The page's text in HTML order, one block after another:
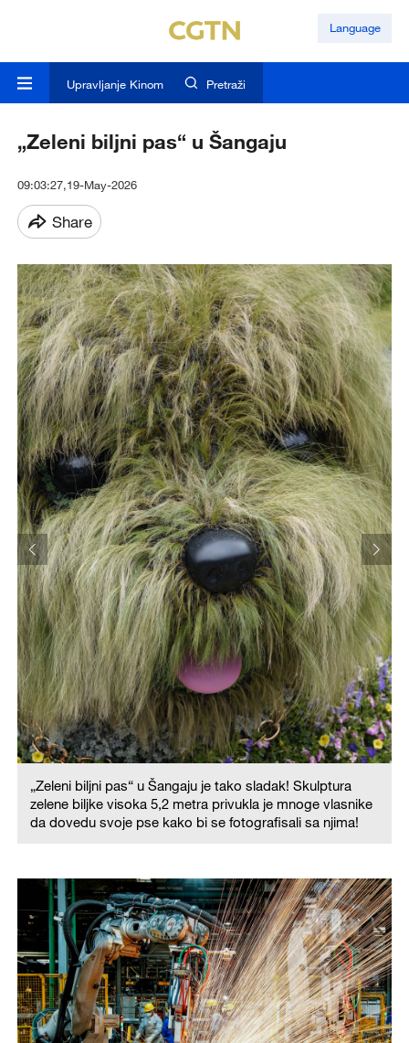
Language
Upravljanje Kinom Pretraži
„Zeleni biljni pas“ u Šangaju
09:03:27,19-May-2026
Share
„Zeleni biljni pas“ u Šangaju je tako sladak! Skulptura
zelene biljke visoka 5,2 metra privukla je mnoge vlasnike
da dovedu svoje pse kako bi se fotografisali sa njima!